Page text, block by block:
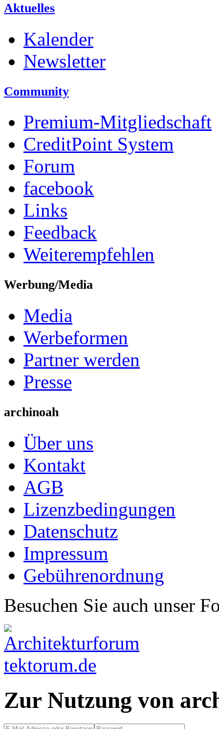
Aktuelles
Kalender
Newsletter
Community
Premium-Mitgliedschaft
CreditPoint System
Forum
facebook
Links
Feedback
Weiterempfehlen
Werbung/Media
Media
Werbeformen
Partner werden
Presse
archinoah
Über uns
Kontakt
AGB
Lizenzbedingungen
Datenschutz
Impressum
Gebührenordnung
Besuchen Sie auch unser
Zur Nutzung von